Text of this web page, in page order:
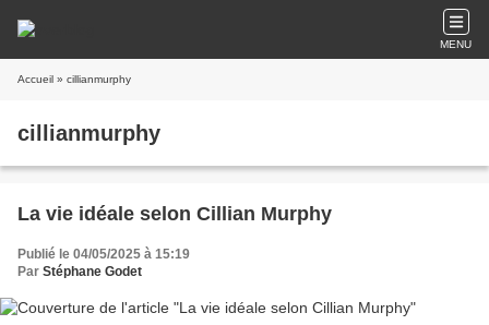
MENU
Accueil » cillianmurphy
cillianmurphy
La vie idéale selon Cillian Murphy
Publié le 04/05/2025 à 15:19
Par Stéphane Godet